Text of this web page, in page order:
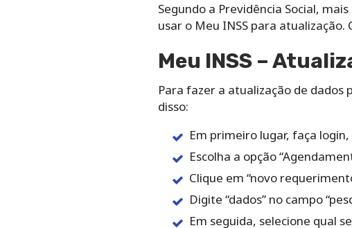
Segundo a Previdência Social,
usar o Meu INSS para
Meu INSS –
Para fazer a atualização de dados
disso:
Em primeiro lugar, faça login,
Escolha a opção
Clique em “novo
Digite “dados” no campo
Em seguida, selecione qual